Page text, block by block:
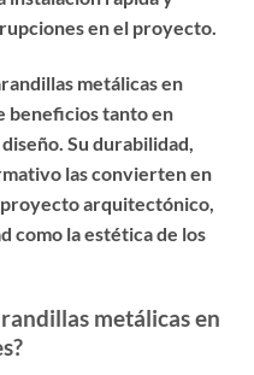
en el proyecto.
metálicas en
beneficios tanto en
Su durabilidad,
las convierten en
arquitectónico,
como la estética de los
metálicas en